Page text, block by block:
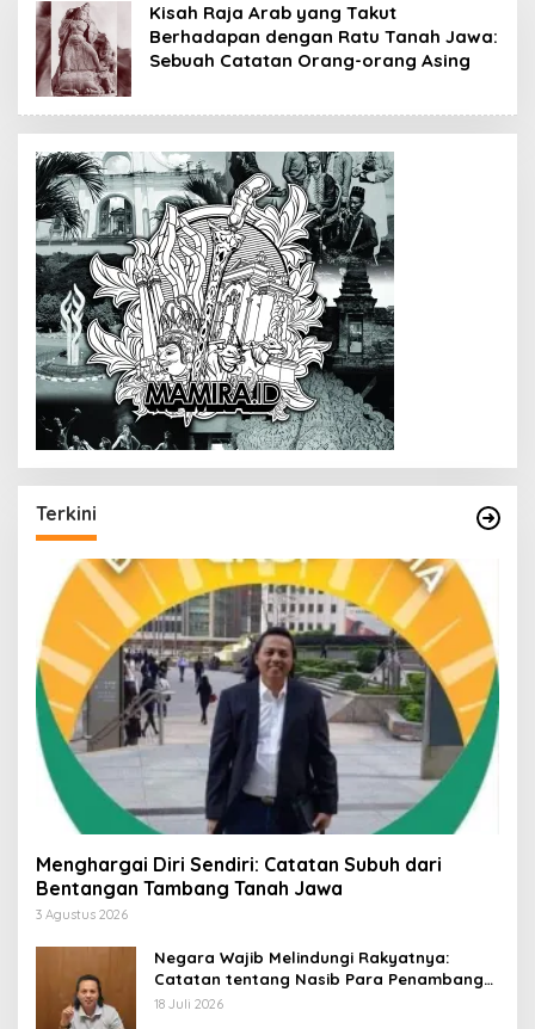
Kisah Raja Arab yang Takut
Berhadapan dengan Ratu Tanah Jawa:
Sebuah Catatan Orang-orang Asing
Terkini
Menghargai Diri Sendiri: Catatan Subuh dari
Bentangan Tambang Tanah Jawa
3 Agustus 2026
Negara Wajib Melindungi Rakyatnya:
Catatan tentang Nasib Para Penambang
Belerang Kawah Ijen
18 Juli 2026